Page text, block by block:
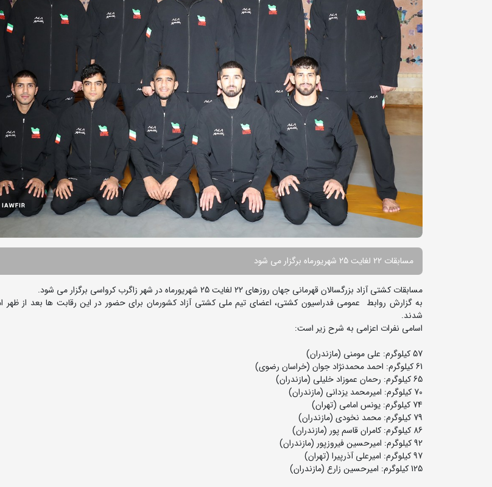
مسابقات 22 لغایت 25 شهریورماه برگزار می شود
مسابقات کشتی آزاد بزرگسالان قهرمانی جهان روزهای 22 لغایت 25 شهریورماه در شهر زاگرب کرواسی برگزار می شود.
به گزارش روابط عمومی فدراسیون کشتی، اعضای تیم ملی کشتی آزاد کشورمان برای حضور در این رقابت ها بعد از ظهر
شدند.
اسامی نفرات اعزامی به شرح زیر است:
57 کیلوگرم: علی مومنی (مازندران)
61 کیلوگرم: احمد محمدنژاد جوان (خراسان رضوی)
65 کیلوگرم: رحمان عموزاد خلیلی (مازندران)
70 کیلوگرم: امیرمحمد یزدانی (مازندران)
74 کیلوگرم: یونس امامی (تهران)
79 کیلوگرم: محمد نخودی (مازندران)
86 کیلوگرم: کامران قاسم پور (مازندران)
92 کیلوگرم: امیرحسین فیروزپور (مازندران)
97 کیلوگرم: امیرعلی آذرپیرا (تهران)
125 کیلوگرم: امیرحسین زارع (مازندران)